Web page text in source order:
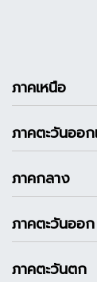
ภาคเหนือ
ภาคตะวันออ
ภาคกลาง
ภาคตะวันออก
ภาคตะวันตก